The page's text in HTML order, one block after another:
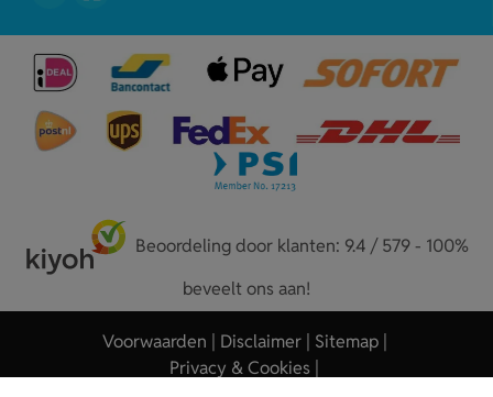
Beoordeling door klanten: 9.4 / 579 - 100%
beveelt ons aan!
Voorwaarden Disclaimer
Sitemap
Privacy & Cookies